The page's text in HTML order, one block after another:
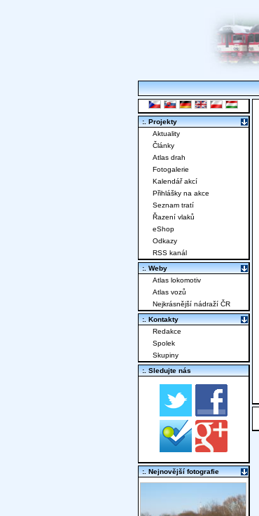
:. Projekty
Aktuality
Články
Atlas drah
Fotogalerie
Kalendář akcí
Přihlášky na akce
Seznam tratí
Řazení vlaků
eShop
Odkazy
RSS kanál
:. Weby
Atlas lokomotiv
Atlas vozů
Nejkrásnější nádraží ČR
:. Kontakty
Redakce
Spolek
Skupiny
:. Sledujte nás
:. Nejnovější fotografie